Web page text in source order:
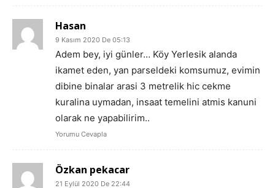
Hasan
9 Kasım 2020 De 05:13
Adem bey, iyi günler… Köy Yerlesik alanda
ikamet eden, yan parseldeki komsumuz, evimin
dibine binalar arasi 3 metrelik hic cekme
kuralina uymadan, insaat temelini atmis kanuni
olarak ne yapabilirim..
Yorumu Cevapla
Özkan pekacar
21 Eylül 2020 De 22:44